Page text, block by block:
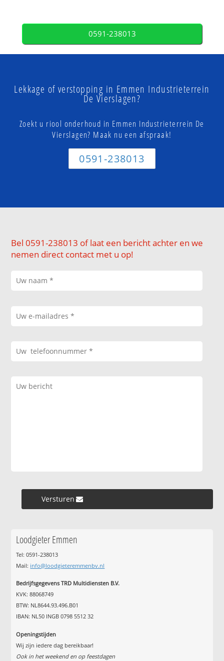
0591-238013
Lekkage of verstopping in Emmen Industrieterrein
De Vierslagen?
Zoekt u riool onderhoud in Emmen Industrieterrein De
Vierslagen? Maak nu een afspraak!
0591-238013
Bel 0591-238013 of laat een bericht achter en we
nemen direct contact met u op!
Versturen »
Loodgieter Emmen
Tel: 0591-238013
Mail: info@loodgieteremmenbv.nl
Bedrijfsgegevens TRD Multidiensten B.V.
KVK: 88068749
BTW: NL8644.93.496.B01
IBAN: NL50 INGB 0798 5512 32
Openingstijden
Wij zijn iedere dag bereikbaar!
Ook in het weekend en op feestdagen